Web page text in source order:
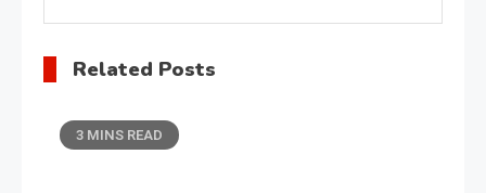
Related Posts
3 MINS READ